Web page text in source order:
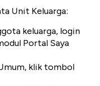
Unit Keluarga:
keluarga, login
Portal Saya
klik tombol